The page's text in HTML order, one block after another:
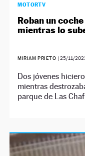
MOTORTV
Roban un
mientras lo
MIRIAM PRIETO | 25/11/
Dos jóvenes
mientras
parque de Las